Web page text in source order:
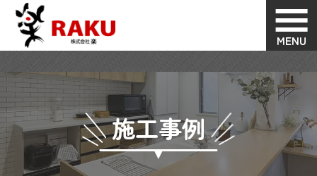
MENU
施工事例